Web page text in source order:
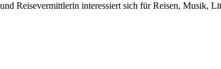
Reisevermittlerin interessiert sich für Reisen, Musik,